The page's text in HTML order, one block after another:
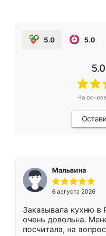
5.0 5.0
5.0
На
Мальвина
6 августа 2026
Заказывала кухню в
очень довольна.
посчитала, на